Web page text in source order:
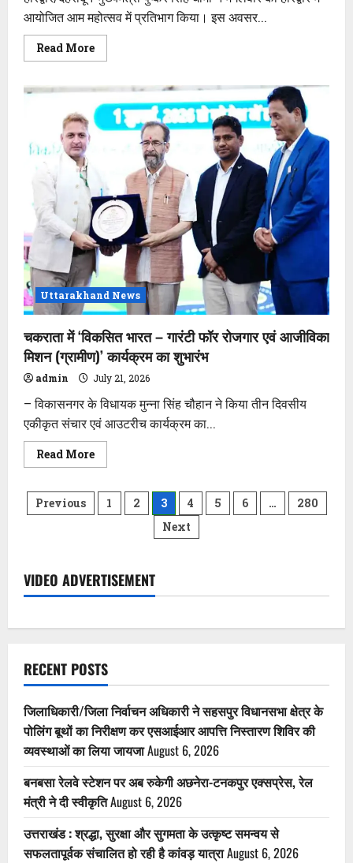
हुई
संस्तुति
आयोजित आम महोत्सव में प्रतिभाग किया। इस अवसर...
Read MoreRead
more
बनेगा
विकास
की
नई
पहचान,
बड़ी
ताकत-
मुख्यमंत्री
धामी
Uttarakhand News
चकराता में ‘विकसित भारत – गारंटी फॉर रोजगार एवं आजीविका
मिशन (ग्रामीण)’ कार्यक्रम का शुभारंभ
admin July 21, 2026
– विकासनगर के विधायक मुन्ना सिंह चौहान ने किया तीन दिवसीय
एकीकृत संचार एवं आउटरीच कार्यक्रम का...
Read MoreRead
more
में
‘विकसित
भारत
एवं
आजीविका
मिशन
का
Posts
Previous 1 2 3 4 5 6 …
280
Next
VIDEO ADVERTISEMENT
RECENT POSTS
जिलाधिकारी/जिला निर्वाचन अधिकारी ने सहसपुर विधानसभा क्षेत्र के
पोलिंग बूथों का निरीक्षण कर एसआईआर आपत्ति निस्तारण शिविर की
व्यवस्थाओं का लिया जायजाAugust 6, 2026
बनबसा रेलवे स्टेशन पर अब रुकेगी अछनेरा-टनकपुर एक्सप्रेस, रेल
मंत्री ने दी स्वीकृतिAugust 6, 2026
उत्तराखंड : श्रद्धा, सुरक्षा और सुगमता के उत्कृष्ट समन्वय से
सफलतापूर्वक संचालित हो रही है कांवड़ यात्राAugust 6, 2026